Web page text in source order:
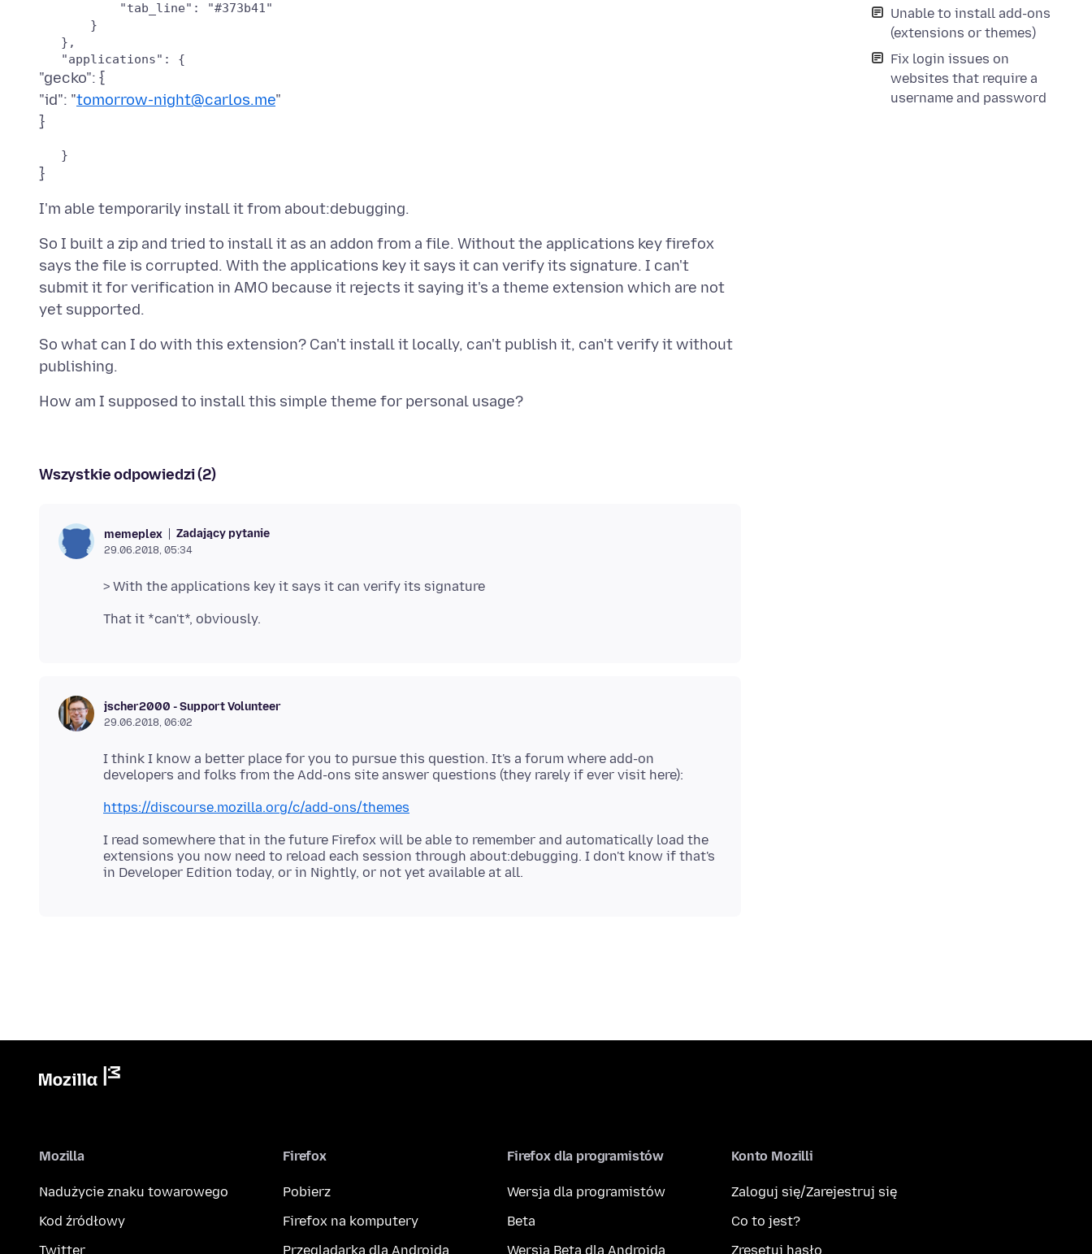
Unable to install add-ons
(extensions or themes)
Fix login issues on
websites that require a
username and password
           "tab_line": "#373b41"
       }
   },
"gecko": {
"id": "tomorrow-night@carlos.me"
So I built a zip and tried to install it as an addon from a file. Without the applications key firefox
says the file is corrupted. With the applications key it says it can verify its signature. I can't
submit it for verification in AMO because it rejects it saying it's a theme extension which are not
So what can I do with this extension? Can't install it locally, can't publish it, can't verify it without
Wszystkie odpowiedzi (2)
memeplex Zadający pytanie
29.06.2018, 05:34
jscher2000 - Support Volunteer
29.06.2018, 06:02
I think I know a better place for you to pursue this question. It's a forum where add-on
https://discourse.mozilla.org/c/add-ons/themes
I read somewhere that in the future Firefox will be able to remember and automatically load the
extensions you now need to reload each session through about:debugging. I don't know if that's
Mozilla
Nadużycie znaku towarowego
Kod źródłowy
Twitter
Firefox
Pobierz
Firefox na komputery
Przeglądarka dla Androida
Firefox dla programistów
Wersja dla programistów
Beta
Wersja Beta dla Androida
Konto Mozilli
Zaloguj się/Zarejestruj się
Co to jest?
Zresetuj hasło